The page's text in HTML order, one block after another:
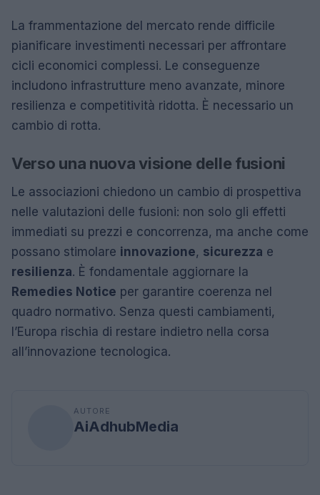
La frammentazione del mercato rende difficile
pianificare investimenti necessari per affrontare
cicli economici complessi. Le conseguenze
includono infrastrutture meno avanzate, minore
resilienza e competitività ridotta. È necessario un
cambio di rotta.
Verso una nuova visione delle fusioni
Le associazioni chiedono un cambio di prospettiva
nelle valutazioni delle fusioni: non solo gli effetti
immediati su prezzi e concorrenza, ma anche come
possano stimolare innovazione, sicurezza e
resilienza. È fondamentale aggiornare la
Remedies Notice per garantire coerenza nel
quadro normativo. Senza questi cambiamenti,
l’Europa rischia di restare indietro nella corsa
all’innovazione tecnologica.
AUTORE
AiAdhubMedia